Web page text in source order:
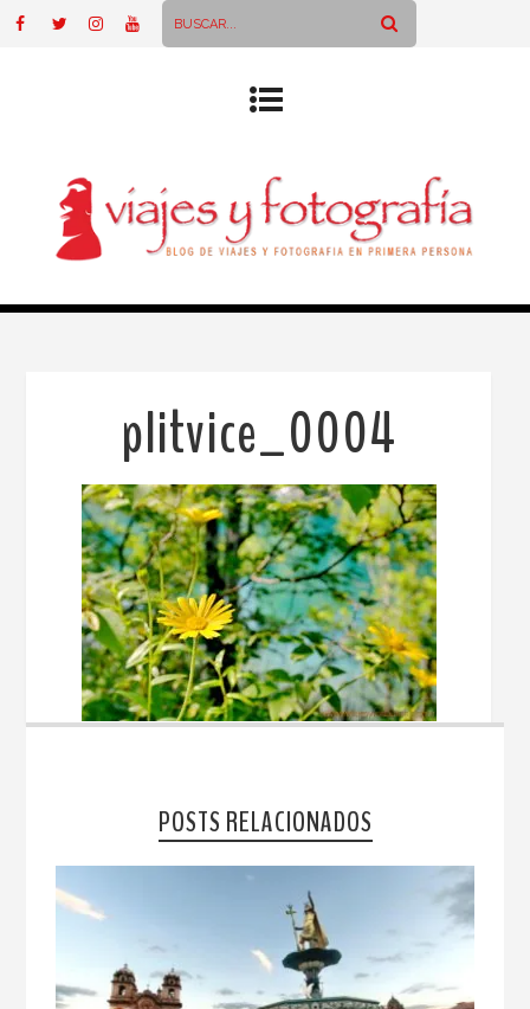
plitvice_0004
POSTS RELACIONADOS